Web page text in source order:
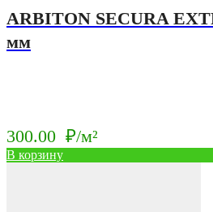
ARBITON SECURA
мм
300.00 ₽/м²
В корзину